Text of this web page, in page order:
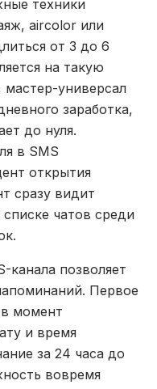
техники
aircolor или
от 3 до 6
на такую
универсал
заработка,
до нуля.
в SMS
открытия
сразу видит
чатов среди
канала позволяет
Первое
момент
и время
за 24 часа до
вовремя